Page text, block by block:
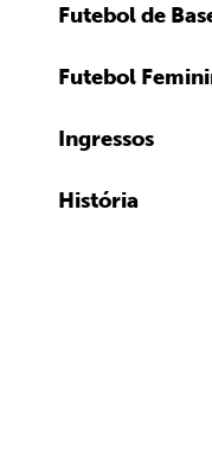
Futebol de
Futebol
Ingressos
História